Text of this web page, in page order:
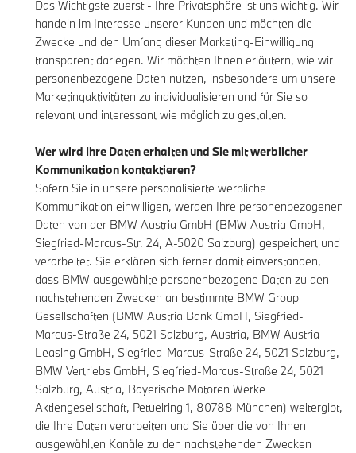
Das Wichtigste zuerst - Ihre Privatsphäre ist uns wichtig. Wir
handeln im Interesse unserer Kunden und möchten die
Zwecke und den Umfang dieser Marketing-Einwilligung
transparent darlegen. Wir möchten Ihnen erläutern, wie wir
personenbezogene Daten nutzen, insbesondere um unsere
Marketingaktivitäten zu individualisieren und für Sie so
relevant und interessant wie möglich zu gestalten.
Wer wird Ihre Daten erhalten und Sie mit werblicher
Kommunikation kontaktieren?
Sofern Sie in unsere personalisierte werbliche
Kommunikation einwilligen, werden Ihre personenbezogenen
Daten von der BMW Austria GmbH (BMW Austria GmbH,
Siegfried-Marcus-Str. 24, A-5020 Salzburg) gespeichert und
verarbeitet. Sie erklären sich ferner damit einverstanden,
dass BMW ausgewählte personenbezogene Daten zu den
nachstehenden Zwecken an bestimmte BMW Group
Gesellschaften (BMW Austria Bank GmbH, Siegfried-
Marcus-Straße 24, 5021 Salzburg, Austria, BMW Austria
Leasing GmbH, Siegfried-Marcus-Straße 24, 5021 Salzburg,
BMW Vertriebs GmbH, Siegfried-Marcus-Straße 24, 5021
Salzburg, Austria, Bayerische Motoren Werke
Aktiengesellschaft, Petuelring 1, 80788 München) weitergibt,
die Ihre Daten verarbeiten und Sie über die von Ihnen
ausgewählten Kanäle zu den nachstehenden Zwecken